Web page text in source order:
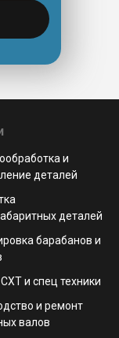
и
деталей
деталей
барабанов и
и спец техники
и ремонт
валов